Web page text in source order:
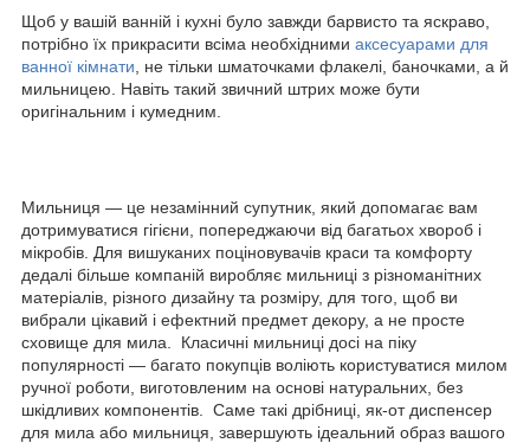
Щоб у вашій ванній і кухні було завжди барвисто та яскраво,
потрібно їх прикрасити всіма необхідними аксесуарами для
ванної кімнати , не тільки шматочками флакелі, баночками, а й
мильницею. Навіть такий звичний штрих може бути
оригінальним і кумедним.
Мильниця — це незамінний супутник, який допомагає вам
дотримуватися гігієни, попереджаючи від багатьох хвороб і
мікробів. Для вишуканих поціновувачів краси та комфорту
дедалі більше компаній виробляє мильниці з різноманітних
матеріалів, різного дизайну та розміру, для того, щоб ви
вибрали цікавий і ефектний предмет декору, а не просте
сховище для мила. Класичні мильниці досі на піку
популярності — багато покупців воліють користуватися милом
ручної роботи, виготовленим на основі натуральних, без
шкідливих компонентів. Саме такі дрібниці, як-от диспенсер
для мила або мильниця, завершують ідеальний образ вашого